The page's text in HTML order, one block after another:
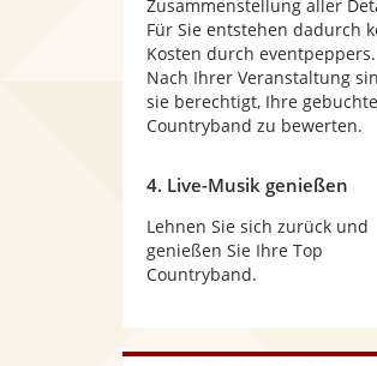
Zusammenstellung aller
Für Sie entstehen dadurch
Kosten durch eventpeppers.
Nach Ihrer Veranstaltung
sie berechtigt, Ihre gebuchte
Countryband zu bewerten.
4. Live-Musik genießen
Lehnen Sie sich zurück und
genießen Sie Ihre Top
Countryband.